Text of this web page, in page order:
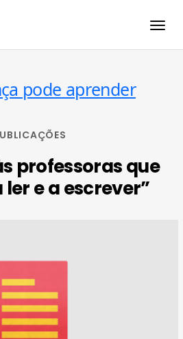
pode aprender
professoras que
e a escrever”